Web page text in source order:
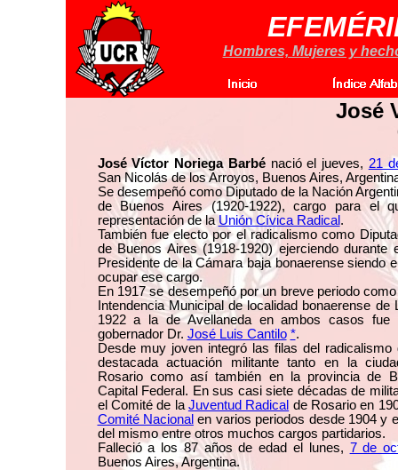
Hombres, Mujeres y
José
José Víctor Noriega Barbénació el jueves, 21
San Nicolás de los Arroyos, Buenos Aires,
Se desempeñó como Diputado de la Nación
de Buenos Aires (1920-1922), cargo para el
representación de la Unión Cívica Radical .
También fue electo por el radicalismo como
de Buenos Aires (1918-1920) ejerciendo durante
Presidente de la Cámara baja bonaerense siendo
ocupar ese cargo.
En 1917 se desempeñó por un breve periodo
Intendencia Municipal de localidad bonaerense de
1922 a la de Avellaneda en ambos casos fue
gobernador Dr. José Luis Cantilo *.
Desde muy joven integró las filas del radicalismo
destacada actuación militante tanto en la
Rosario como así también en la provincia de
Capital Federal. En sus casi siete décadas de
el Comité de la Juventud Radical de Rosario en
Comité Nacional en varios periodos desde 1904 y
del mismo entre otros muchos cargos partidarios.
Falleció a los 87 años de edad el lunes, 7 de
Buenos Aires, Argentina.